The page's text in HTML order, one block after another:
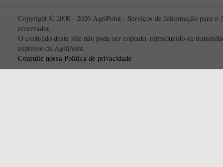
Copyright © 2000 - 2026 AgriPoint - Serviços de Informação para o
reservados
O conteúdo deste site não pode ser copiado, reproduzido ou
expresso da AgriPoint.
Consulte nossa Política de privacidade